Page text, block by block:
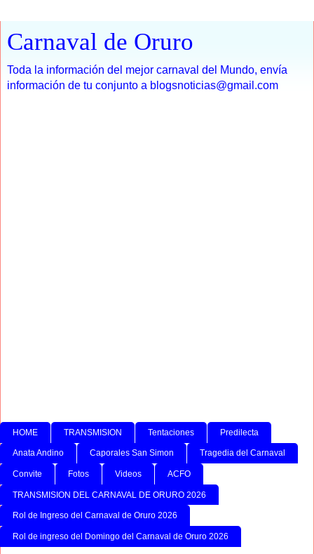
Carnaval de Oruro
Toda la información del mejor carnaval del Mundo, envía
información de tu conjunto a blogsnoticias@gmail.com
HOME TRANSMISION Tentaciones Predilecta
Anata Andino Caporales San Simon Tragedia del Carnaval
Convite Fotos Videos ACFO
TRANSMISION DEL CARNAVAL DE ORURO 2026
Rol de Ingreso del Carnaval de Oruro 2026
Rol de ingreso del Domingo del Carnaval de Oruro 2026